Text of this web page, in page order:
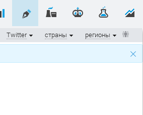
регионы
страны
Twitter